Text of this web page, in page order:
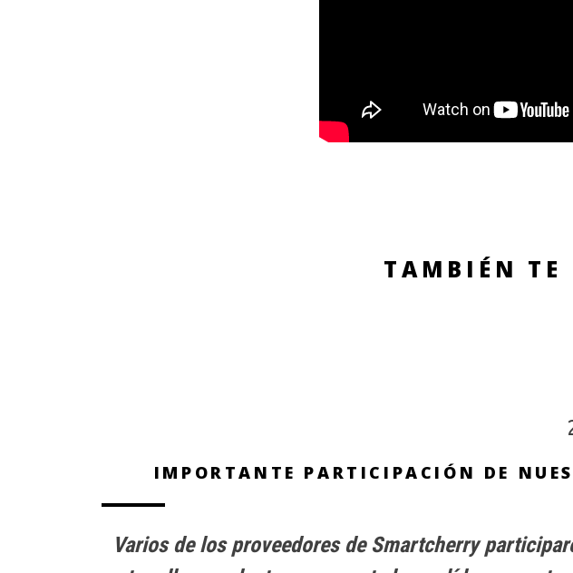
TAMBIÉN TE
IMPORTANTE PARTICIPACIÓN DE
Varios de los proveedores de Smartcherry